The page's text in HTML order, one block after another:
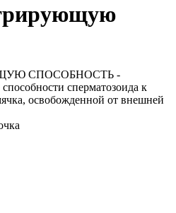
СПОСОБНОСТЬ -
сперматозоида к
освобожденной от внешней